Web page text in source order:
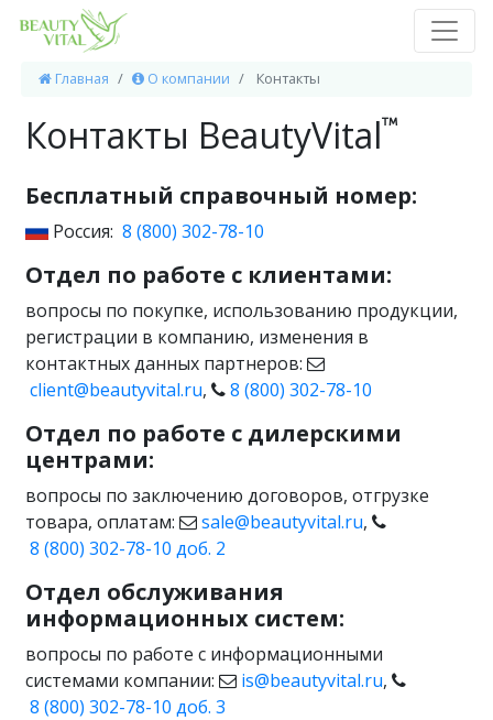
Главная О компании Контакты
Контакты BeautyVital
Бесплатный справочный номер:
Россия: 8 (800) 302-78-10
Отдел по работе с клиентами:
вопросы по покупке, использованию продукции,
регистрации в компанию, изменения в
контактных данных партнеров:
client@beautyvital.ru, 8 (800) 302-78-10
Отдел по работе с дилерскими
центрами:
вопросы по заключению договоров, отгрузке
товара, оплатам:
sale@beautyvital.ru,
8 (800) 302-78-10 доб. 2
Отдел обслуживания
информационных систем:
вопросы по работе с информационными
системами компании:
is@beautyvital.ru,
8 (800) 302-78-10 доб. 3